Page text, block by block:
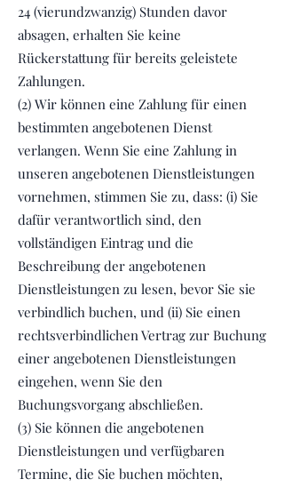
24 (vierundzwanzig) Stunden davor
absagen, erhalten Sie keine
Rückerstattung für bereits geleistete
Zahlungen.
(2) Wir können eine Zahlung für einen
bestimmten angebotenen Dienst
verlangen. Wenn Sie eine Zahlung in
unseren angebotenen Dienstleistungen
vornehmen, stimmen Sie zu, dass: (i) Sie
dafür verantwortlich sind, den
vollständigen Eintrag und die
Beschreibung der angebotenen
Dienstleistungen zu lesen, bevor Sie sie
verbindlich buchen, und (ii) Sie einen
rechtsverbindlichen Vertrag zur Buchung
einer angebotenen Dienstleistungen
eingehen, wenn Sie den
Buchungsvorgang abschließen.
(3) Sie können die angebotenen
Dienstleistungen und verfügbaren
Termine, die Sie buchen möchten,